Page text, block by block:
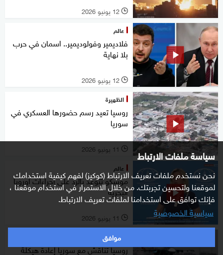
سياسة ملفات الارتباط
نحن نستخدم ملفات تعريف الارتباط (كوكيز) لفهم كيفية استخدامك
لموقعنا ولتحسين تجربتك. من خلال الاستمرار في استخدام موقعنا ،
فإنك توافق على استخدامنا لملفات تعريف الارتباط.
سياسية الخصوصية
موافق
l 12 يونيو 2026
عالم
فلاديمير وفولوديمير.. اسمان في حرب
بلا نهاية
l 12 يونيو 2026
الظهيرة
روسيا تعيد رسم حضورها العسكري في
سوريا
l 11 يونيو 2026
عالم
موسكو تتوعد بالرد على إجراءات أوروبا
البحرية
l 11 يونيو 2026
شرق أوسط
روسيا تناقش مع سوريا إعادة هيكلة